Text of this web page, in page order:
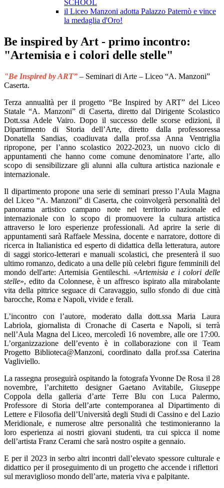
SCHOOL
il Liceo Manzoni adotta Palazzo Paternò e vince
la medaglia d'Oro!
Be inspired by Art - primo incontro:
"Artemisia e i colori delle stelle"
"Be Inspired by ART” – Seminari di Arte – Liceo “A. Manzoni”
Caserta.
Terza annualità per il progetto “Be Inspired by ART” del Liceo
Statale “A. Manzoni” di Caserta, diretto dal Dirigente Scolastico
Dott.ssa Adele Vairo. Dopo il successo delle scorse edizioni, il
Dipartimento di Storia dell’Arte, diretto dalla professoressa
Donatella Sandias, coadiuvata dalla prof.ssa Anna Ventriglia
ripropone, per l’anno scolastico 2022-2023, un nuovo ciclo di
appuntamenti che hanno come comune denominatore l’arte, allo
scopo di sensibilizzare gli alunni alla cultura artistica nazionale e
internazionale.
Il dipartimento propone una serie di seminari presso l’Aula Magna
del Liceo “A. Manzoni” di Caserta, che coinvolgerà personalità del
panorama artistico campano note nel territorio nazionale ed
internazionale con lo scopo di promuovere la cultura artistica
attraverso le loro esperienze professionali. Ad aprire la serie di
appuntamenti sarà Raffaele Messina, docente e narratore, dottore di
ricerca in Italianistica ed esperto di didattica della letteratura, autore
di saggi storico-letterari e manuali scolastici, che presenterà il suo
ultimo romanzo, dedicato a una delle più celebri figure femminili del
mondo dell'arte: Artemisia Gentileschi. «Artemisia e i colori delle
stelle», edito da Colonnese, è un affresco ispirato alla mirabolante
vita della pittrice seguace di Caravaggio, sullo sfondo di due città
barocche, Roma e Napoli, vivide e ferali.
L’incontro con l’autore, moderato dalla dott.ssa Maria Laura
Labriola, giornalista di Cronache di Caserta e Napoli, si terrà
nell’Aula Magna del Liceo, mercoledì 16 novembre, alle ore 17:00.
L’organizzazione dell’evento è in collaborazione con il Team
Progetto Biblioteca@Manzoni, coordinato dalla prof.ssa Caterina
Vagliviello.
La rassegna proseguirà ospitando la fotografa Yvonne De Rosa il 28
novembre, l’architetto designer Gaetano Avitabile, Giuseppe
Coppola della galleria d’arte Terre Blu con Luca Palermo,
Professore di Storia dell’arte contemporanea al Dipartimento di
Lettere e Filosofia dell’Università degli Studi di Cassino e del Lazio
Meridionale, e numerose altre personalità che testimonieranno la
loro esperienza ai nostri giovani studenti, tra cui spicca il nome
dell’artista Franz Cerami che sarà nostro ospite a gennaio.
E per il 2023 in serbo altri incontri dall’elevato spessore culturale e
didattico per il proseguimento di un progetto che accende i riflettori
sul meraviglioso mondo dell’arte, materia viva e palpitante.